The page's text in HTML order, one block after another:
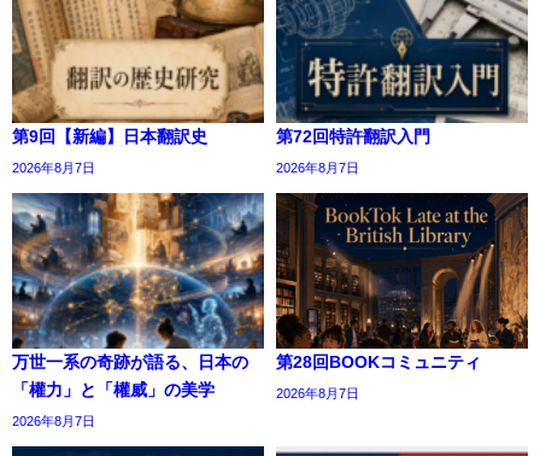
第9回【新編】日本翻訳史
2026年8月7日
第72回特許翻訳入門
2026年8月7日
万世一系の奇跡が語る、日本の
「權力」と「權威」の美学
2026年8月7日
第28回BOOKコミュニティ
2026年8月7日